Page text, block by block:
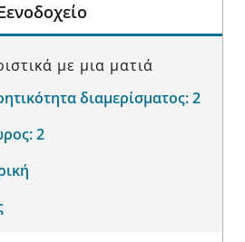
με μια ματιά
διαμερίσματος:2
2